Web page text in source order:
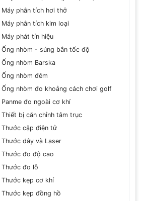
Máy phân tích hơi thở
Máy phân tích kim loại
Máy phát tín hiệu
Ống nhòm - súng bắn tốc độ
Ống nhòm Barska
Ống nhòm đêm
Ống nhòm đo khoảng cách chơi golf
Panme đo ngoài cơ khí
Thiết bị căn chỉnh tâm trục
Thước cặp điện tử
Thước dây và Laser
Thước đo độ cao
Thước đo lỗ
Thước kẹp cơ khí
Thước kẹp đồng hồ